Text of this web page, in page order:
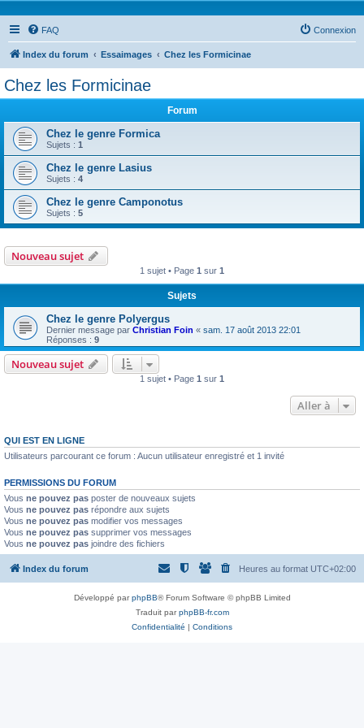
FAQ Connexion
Index du forum Essaimages Chez les Formicinae
Chez les Formicinae
Forum
Chez le genre Formica
Sujets : 1
Chez le genre Lasius
Sujets : 4
Chez le genre Camponotus
Sujets : 5
Nouveau sujet
1 sujet • Page 1 sur 1
Sujets
Chez le genre Polyergus
Dernier message par Christian Foin « sam. 17 août 2013 22:01
Réponses : 9
Nouveau sujet
1 sujet • Page 1 sur 1
Aller à
QUI EST EN LIGNE
Utilisateurs parcourant ce forum : Aucun utilisateur enregistré et 1 invité
PERMISSIONS DU FORUM
Vous ne pouvez pas poster de nouveaux sujets
Vous ne pouvez pas répondre aux sujets
Vous ne pouvez pas modifier vos messages
Vous ne pouvez pas supprimer vos messages
Vous ne pouvez pas joindre des fichiers
Index du forum Heures au format UTC+02:00
Développé parphpBB® Forum Software © phpBB Limited
Traduit parphpBB-fr.com
Confidentialité | Conditions